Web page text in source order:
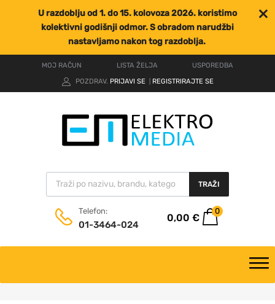
U razdoblju od 1. do 15. kolovoza 2026. koristimo
kolektivni godišnji odmor. S obradom narudžbi
nastavljamo nakon tog razdoblja.
MOJ RAČUN LISTA ŽELJA
USPOREDBA
POZDRAV. PRIJAVI SE REGISTRIRAJTE SE
TRAŽI
Telefon:
01-3464-024
0,00 €
0